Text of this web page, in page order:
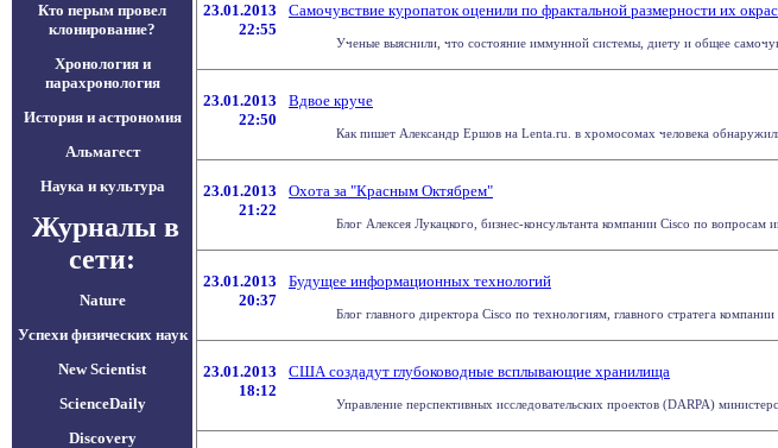
Кто перым провел
клонирование?
Хронология и
парахронология
История и астрономия
Альмагест
Наука и культура
Журналы в
сети:
Nature
Успехи физических наук
New Scientist
ScienceDaily
Discovery
23.01.2013
22:55
Самочувствие куропаток оценили по фрактальной размерности их
Ученые выяснили, что состояние иммунной системы, диету и общее
23.01.2013
22:50
Вдвое круче
Как пишет Александр Ершов на Lenta.ru. в хромосомах человека
23.01.2013
21:22
Охота за "Красным Октябрем"
Блог Алексея Лукацкого, бизнес-консультанта компании Cisco по
23.01.2013
20:37
Будущее информационных технологий
Блог главного директора Cisco по технологиям, главного стратега
23.01.2013
18:12
США создадут глубоководные всплывающие хранилища
Управление перспективных исследовательских проектов (DARPA)